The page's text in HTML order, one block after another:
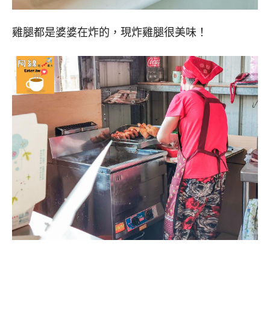
雞腿都是婆婆在炸的，現炸雞腿很美味！